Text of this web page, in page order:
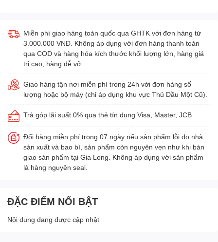
Miễn phí giao hàng toàn quốc qua GHTK với đơn hàng từ
3.000.000 VNĐ. Không áp dụng với đơn hàng thanh toán
qua COD và hàng hóa kích thước khối lượng lớn, hàng giá
trị cao, hàng dễ vỡ..
Giao hàng tận nơi miễn phí trong 24h với đơn hàng số
lượng hoặc bộ máy (chỉ áp dụng khu vực Thủ Dầu Một Cũ).
Trả góp lãi suất 0% qua thẻ tín dụng Visa, Master, JCB
Đổi hàng miễn phí trong 07 ngày nếu sản phẩm lỗi do nhà
sản xuất và bao bì, sản phẩm còn nguyên vẹn như khi bàn
giao sản phẩm tại Gia Long. Không áp dụng với sản phẩm
là hàng nguyên seal.
ĐẶC ĐIỂM NỔI BẬT
Nội dung đang được cập nhật